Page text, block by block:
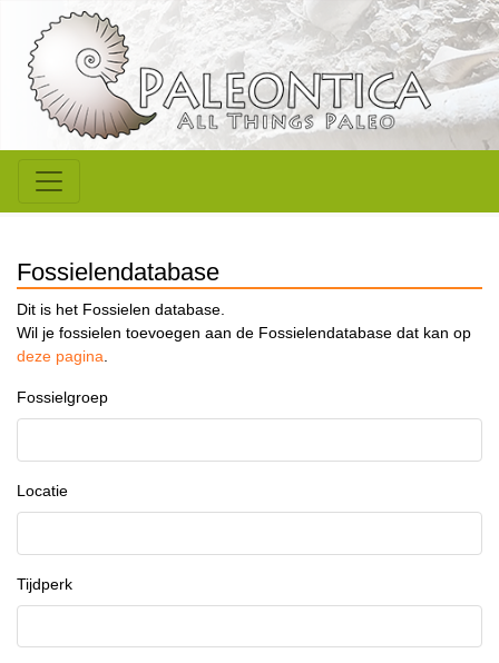
Fossielendatabase
Dit is het Fossielen database.
Wil je fossielen toevoegen aan de Fossielendatabase dat kan op
deze pagina.
Fossielgroep
Locatie
Tijdperk